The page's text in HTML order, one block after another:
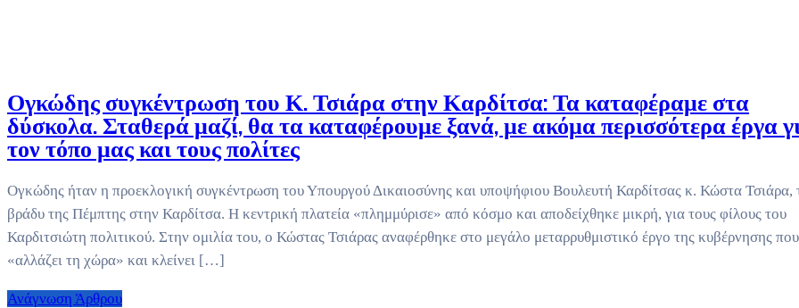
Ογκώδης συγκέντρωση του Κ. Τσιάρα στην Καρδίτσα: Τα καταφέραμε στα
δύσκολα. Σταθερά μαζί, θα τα καταφέρουμε ξανά, με ακόμα περισσότερα έργα
τον τόπο μας και τους πολίτες
Ογκώδης ήταν η προεκλογική συγκέντρωση του Υπουργού Δικαιοσύνης και υποψήφιου Βουλευτή Καρδίτσας κ. Κώστα Τσιάρα,
βράδυ της Πέμπτης στην Καρδίτσα. Η κεντρική πλατεία «πλημμύρισε» από κόσμο και αποδείχθηκε μικρή, για τους φίλους του
Καρδιτσιώτη πολιτικού. Στην ομιλία του, ο Κώστας Τσιάρας αναφέρθηκε στο μεγάλο μεταρρυθμιστικό έργο της κυβέρνησης που
«αλλάζει τη χώρα» και κλείνει […]
Ανάγνωση Άρθρου